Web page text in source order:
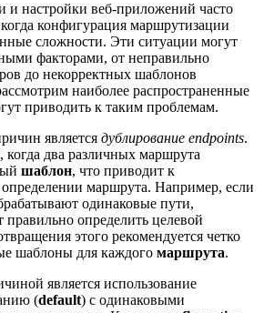
и настройки веб-приложений часто
конфигурация маршрутизации
сложности. Эти ситуации могут
факторами, от неправильно
до некорректных шаблонов
наиболее распространенные
приводить к таким проблемам.
является дублирование endpoints.
два различных маршрута
шаблон, что приводит к
маршрута. Например, если
одинаковые пути,
определить целевой
этого рекомендуется четко
шаблоны для каждого маршрута.
является использование
(default) с одинаковыми